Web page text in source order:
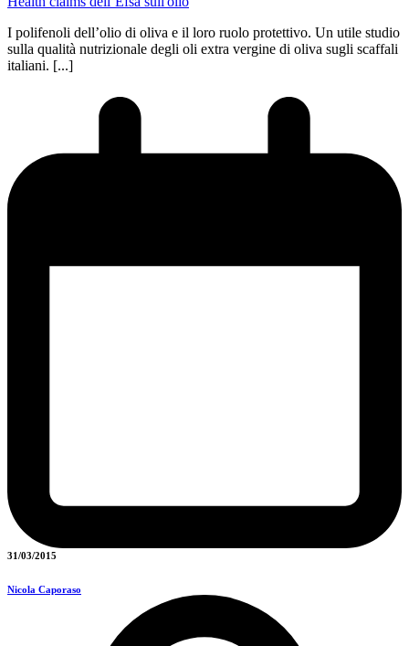
I polifenoli dell’olio di oliva e il loro ruolo protettivo. Un utile studio
sulla qualità nutrizionale degli oli extra vergine di oliva sugli scaffali
italiani. [...]
31/03/2015
Nicola Caporaso